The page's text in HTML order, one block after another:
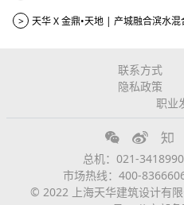
> 天华 X 金鼎•天地 | 产城融合滨水
联系方式
隐私政策
职业
总机：021-
市场热线：400-
© 2022 上海天华建筑设计有